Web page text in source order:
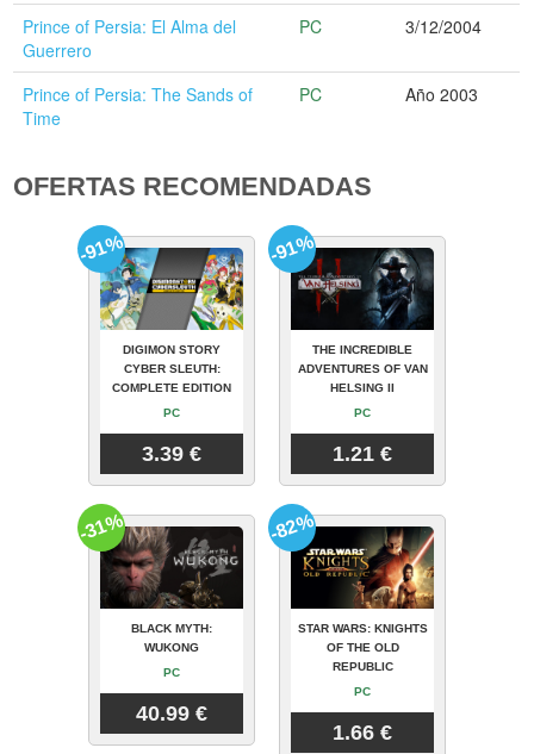
Prince of Persia: El Alma del
Guerrero
PC 3/12/2004
Prince of Persia: The Sands of
Time
PC Año 2003
OFERTAS RECOMENDADAS
DIGIMON STORY
CYBER SLEUTH:
COMPLETE EDITION
PC
3.39 €
-91%
THE INCREDIBLE
ADVENTURES OF VAN
HELSING II
PC
1.21 €
-91%
BLACK MYTH:
WUKONG
PC
40.99 €
-31%
STAR WARS: KNIGHTS
OF THE OLD
REPUBLIC
PC
1.66 €
-82%